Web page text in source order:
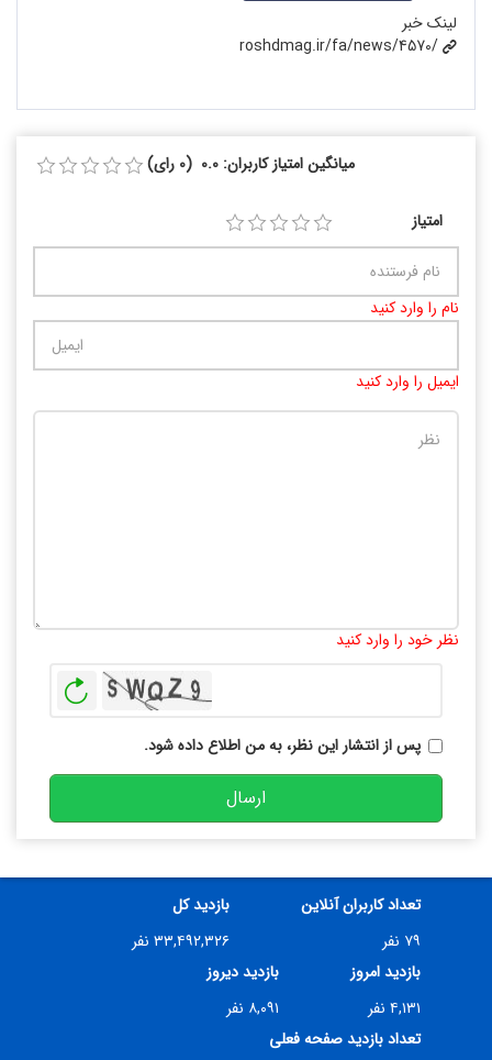
لینک خبر
roshdmag.ir/fa/news/4570/
میانگین امتیاز کاربران: 0.0 (0 رای)
امتیاز
نام را وارد کنید
ایمیل را وارد کنید
نظر خود را وارد کنید
پس از انتشار این نظر، به من اطلاع داده شود.
ارسال
تعداد کاربران آنلاین
۷۹ نفر
بازدید کل
۳۳,۴۹۲,۳۲۶ نفر
بازدید امروز
۴,۱۳۱ نفر
بازدید دیروز
۸,۰۹۱ نفر
تعداد بازدید صفحه فعلی